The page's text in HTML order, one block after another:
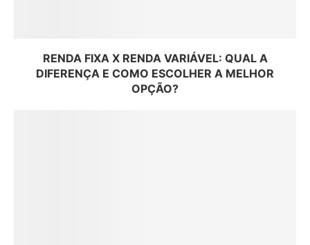
RENDA FIXA X RENDA VARIÁVEL: QUAL A
DIFERENÇA E COMO ESCOLHER A MELHOR
OPÇÃO?